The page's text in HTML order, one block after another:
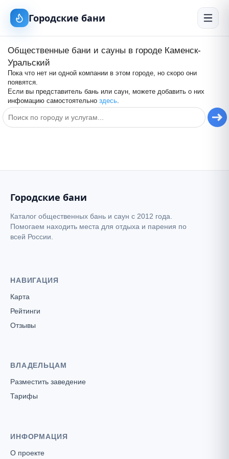
Городские бани
Общественные бани и сауны в городе Каменск-
Уральский
Пока что нет ни одной компании в этом городе, но скоро они
появятся.
Если вы представитель бань или саун, можете добавить о них
инфомацию самостоятельно здесь.
+
Городские бани
Каталог общественных бань и саун с 2012 года.
Помогаем находить места для отдыха и парения по
всей России.
НАВИГАЦИЯ
Карта
Рейтинги
Отзывы
ВЛАДЕЛЬЦАМ
Разместить заведение
Тарифы
ИНФОРМАЦИЯ
О проекте